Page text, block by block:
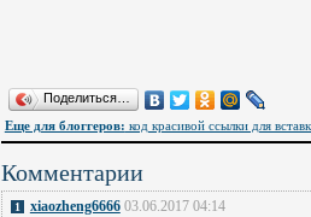
Поделиться…
Еще для блоггеров: код красивой ссылки для
Комментарии
1 xiaozheng6666 03.06.2017 04:14